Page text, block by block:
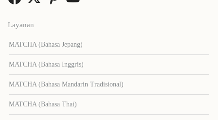
Layanan
MATCHA (Bahasa Jepang)
MATCHA (Bahasa Inggris)
MATCHA (Bahasa Mandarin Tradisional)
MATCHA (Bahasa Thai)